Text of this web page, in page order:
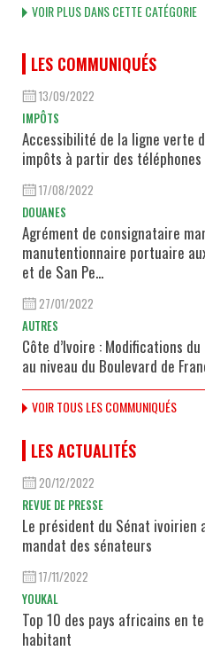
VOIR PLUS DANS CETTE CATÉGORIE
LES COMMUNIQUÉS
13/09/2022
IMPÔTS
Accessibilité de la ligne verte
impôts à partir des téléphones
17/08/2022
DOUANES
Agrément de consignataire
manutentionnaire portuaire
et de San Pe...
27/01/2022
AUTRES
Côte d’Ivoire : Modifications
au niveau du Boulevard de
VOIR TOUS LES COMMUNIQUÉS
LES ACTUALITÉS
20/12/2022
REVUE DE PRESSE
Le président du Sénat ivoirien
mandat des sénateurs
17/11/2022
YOUKAL
Top 10 des pays africains en
habitant